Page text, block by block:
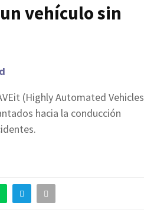
vehículo sin
(Highly Automated Vehicles
hacia la conducción